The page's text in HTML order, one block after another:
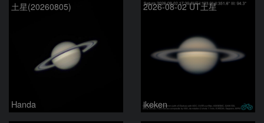
土星(20260805)
Handa
2026-08-02 UT土星
ikeken